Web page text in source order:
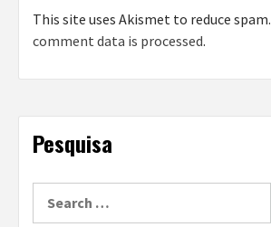
This site uses Akismet to reduce spam.
comment data is processed.
Pesquisa
for: